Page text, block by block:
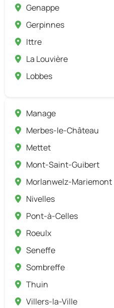
Genappe
Gerpinnes
Ittre
La Louvière
Lobbes
Manage
Merbes-le-Château
Mettet
Mont-Saint-Guibert
Morlanwelz-Mariemont
Nivelles
Pont-à-Celles
Roeulx
Seneffe
Sombreffe
Thuin
Villers-la-Ville